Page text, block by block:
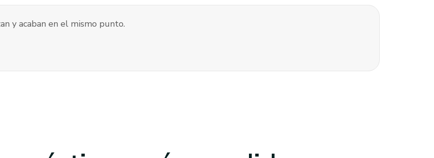
y acaban en el mismo punto.